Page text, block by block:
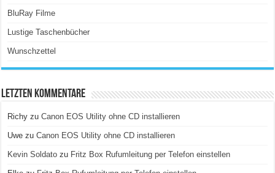
BluRay Filme
Lustige Taschenbücher
Wunschzettel
Letzten Kommentare
Richy zuCanon EOS Utility ohne CD installieren
Uwe zuCanon EOS Utility ohne CD installieren
Kevin Soldato zu Fritz Box Rufumleitung per Telefon einstellen